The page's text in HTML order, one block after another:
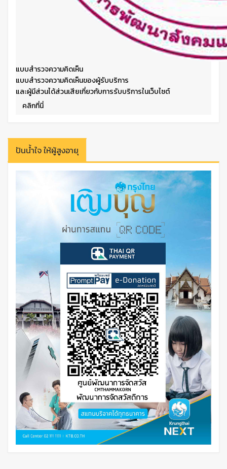
แบบสำรวจความคิดเห็น
แบบสำรวจความคิดเห็นของผู้รับบริการ
และผู้มีส่วนได้ส่วนเสียเกี่ยวกับการรับบริการในเว็บไซต์
คลิกที่นี่
ปันน้ำใจ ให้ผู้สูงอายุ